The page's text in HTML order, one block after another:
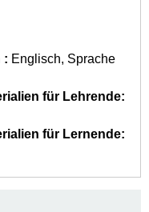
: Englisch Sprache
für Lehrende:
für Lernende: